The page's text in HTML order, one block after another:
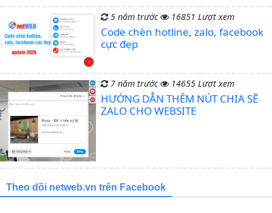
5 năm trước 16851 Lượt xem
Code chèn hotline, zalo, facebook
cực đẹp
7 năm trước 14655 Lượt xem
HƯỚNG DẪN THÊM NÚT CHIA SẼ
ZALO CHO WEBSITE
Theo dõi netweb.vn trên Facebook